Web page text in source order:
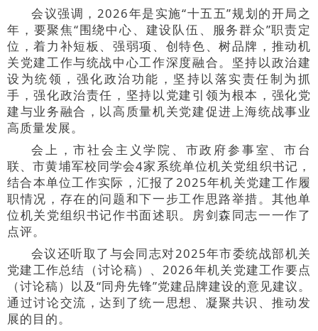
会议强调，2026年是实施“十五五”规划的开局之
年，要聚焦“围绕中心、建设队伍、服务群众”职责定
位，着力补短板、强弱项、创特色、树品牌，推动机
关党建工作与统战中心工作深度融合。坚持以政治建
设为统领，强化政治功能，坚持以落实责任制为抓
手，强化政治责任，坚持以党建引领为根本，强化党
建与业务融合，以高质量机关党建促进上海统战事业
高质量发展。
会上，市社会主义学院、市政府参事室、市台
联、市黄埔军校同学会4家系统单位机关党组织书记，
结合本单位工作实际，汇报了2025年机关党建工作履
职情况，存在的问题和下一步工作思路举措。其他单
位机关党组织书记作书面述职。房剑森同志一一作了
点评。
会议还听取了与会同志对2025年市委统战部机关
党建工作总结（讨论稿）、2026年机关党建工作要点
（讨论稿）以及“同舟先锋”党建品牌建设的意见建议。
通过讨论交流，达到了统一思想、凝聚共识、推动发
展的目的。